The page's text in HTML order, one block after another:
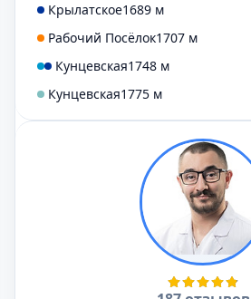
Крылатское1689 м
Рабочий Посёлок1707 м
Кунцевская1748 м
Кунцевская1775 м